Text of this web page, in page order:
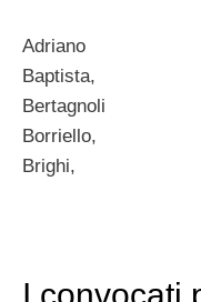
Adriano
Baptista,
Bertagnoli
Borriello,
Brighi,
I convocati